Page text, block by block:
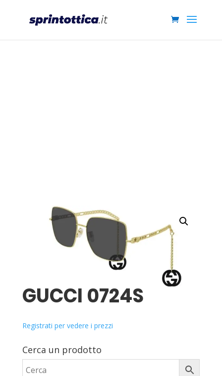
GUCCI 0724S
Registrati per vedere i prezzi
Cerca un prodotto